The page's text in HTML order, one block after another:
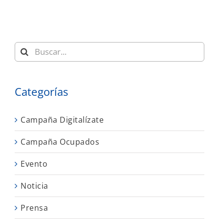
Buscar:
Categorías
Campaña Digitalízate
Campaña Ocupados
Evento
Noticia
Prensa